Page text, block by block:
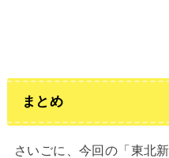
まとめ
さいごに、今回の「東北